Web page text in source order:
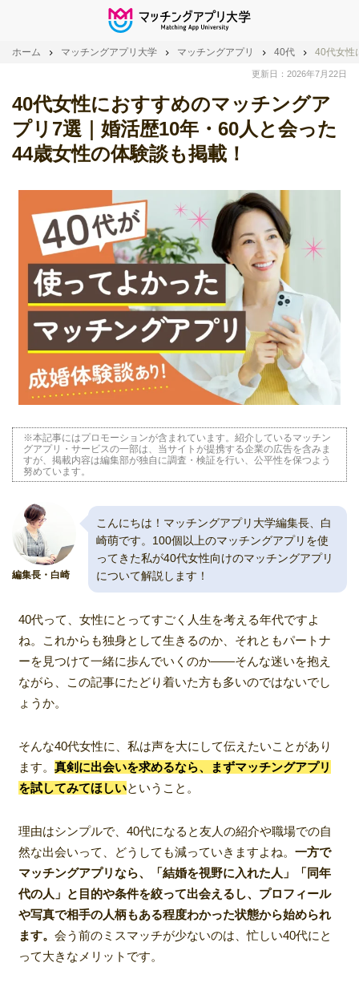
ホーム マッチングアプリ大学 マッチングアプリ 40代 40代女性
更新日：2026年7月22日
40代女性におすすめのマッチングア
プリ7選｜婚活歴10年・60人と会った
44歳女性の体験談も掲載！
※本記事にはプロモーションが含まれています。紹介しているマッチン
グアプリ・サービスの一部は、当サイトが提携する企業の広告を含みま
すが、掲載内容は編集部が独自に調査・検証を行い、公平性を保つよう
努めています。
編集長・白崎
こんにちは！マッチングアプリ大学編集長、白
崎萌です。100個以上のマッチングアプリを使
ってきた私が40代女性向けのマッチングアプリ
について解説します！
40代って、女性にとってすごく人生を考える年代ですよ
ね。これからも独身として生きるのか、それともパートナ
ーを見つけて一緒に歩んでいくのか——そんな迷いを抱え
ながら、この記事にたどり着いた方も多いのではないでし
ょうか。
そんな40代女性に、私は声を大にして伝えたいことがあり
ます。 真剣に出会いを求めるなら、まずマッチングアプリ
を試してみてほしいということ。
理由はシンプルで、40代になると友人の紹介や職場での自
然な出会いって、どうしても減っていきますよね。 一方で
マッチングアプリなら、「結婚を視野に入れた人」「同年
代の人」と目的や条件を絞って出会えるし、プロフィール
や写真で相手の人柄もある程度わかった状態から始められ
ます。 会う前のミスマッチが少ないのは、忙しい40代にと
って大きなメリットです。